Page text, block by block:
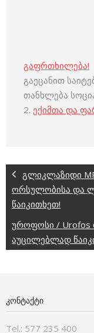
გაფრთხილება!
გაეცანით
თანხლება
2. ექიმთა და
გლიკლაზიდი
ორსულობისა და
წაიკითხეთ!
უროფოსი / Urofos
აუცილებლად
ᲙᲝᲜᲢᲐᲥᲢᲘ
Tel.: 577 235 400